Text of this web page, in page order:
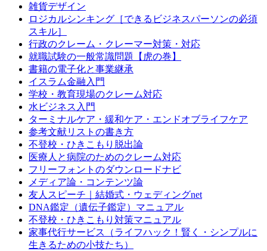
雑貨デザイン
ロジカルシンキング［できるビジネスパーソンの必須
スキル］
行政のクレーム・クレーマー対策・対応
就職試験の一般常識問題【虎の巻】
書籍の電子化と事業継承
イスラム金融入門
学校・教育現場のクレーム対応
水ビジネス入門
ターミナルケア・緩和ケア・エンドオブライフケア
参考文献リストの書き方
不登校・ひきこもり脱出論
医療人と病院のためのクレーム対応
フリーフォントのダウンロードナビ
メディア論・コンテンツ論
友人スピーチ｜結婚式・ウェディングnet
DNA鑑定（遺伝子鑑定）マニュアル
不登校・ひきこもり対策マニュアル
家事代行サービス（ライフハック！賢く・シンプルに
生きるための小技たち）